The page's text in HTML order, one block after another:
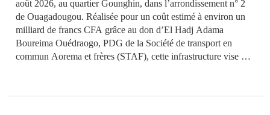
août 2026, au quartier Gounghin, dans l’arrondissement n° 2
de Ouagadougou. Réalisée pour un coût estimé à environ un
milliard de francs CFA grâce au don d’El Hadj Adama
Boureima Ouédraogo, PDG de la Société de transport en
commun Aorema et frères (STAF), cette infrastructure vise à